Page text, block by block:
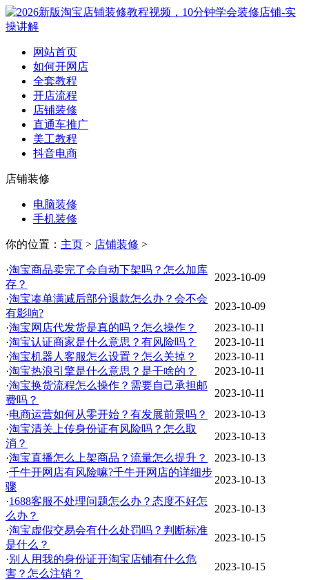
网站首页
如何开网店
全套教程
开店流程
店铺装修
直通车推广
美工教程
抖音电商
店铺装修
电脑装修
手机装修
你的位置： 主页 > 店铺装修 >
·淘宝商品卖完了会自动下架吗？怎么加库
存？
2023-10-09
·淘宝凑单满减后部分退款怎么办？会不会
有影响?
2023-10-09
·淘宝网店代发货是真的吗？怎么操作？
2023-10-11
·淘宝认证商家是什么意思？有风险吗？
2023-10-11
·淘宝机器人客服怎么设置？怎么关掉？
2023-10-11
·淘宝热浪引擎是什么意思？是干啥的？
2023-10-11
·淘宝换货流程怎么操作？需要自己承担邮
费吗？
2023-10-11
·电商运营如何从零开始？有发展前景吗？
2023-10-13
·淘宝清关上传身份证有风险吗？怎么取
消？
2023-10-13
·淘宝直播怎么上架商品？流量怎么提升？
2023-10-13
·千牛开网店有风险嘛?千牛开网店的详细步
骤
2023-10-13
·1688客服不处理问题怎么办？态度不好怎
么办？
2023-10-13
·淘宝虚假交易会有什么处罚吗？判断标准
是什么？
2023-10-15
·别人用我的身份证开淘宝店铺有什么危
害？怎么注销？
2023-10-15